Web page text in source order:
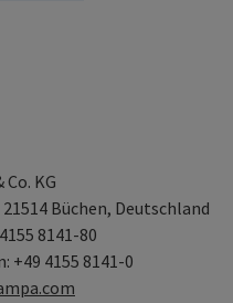
Co. KG
Büchen, Deutschland
8141-80
+49 4155 8141-0